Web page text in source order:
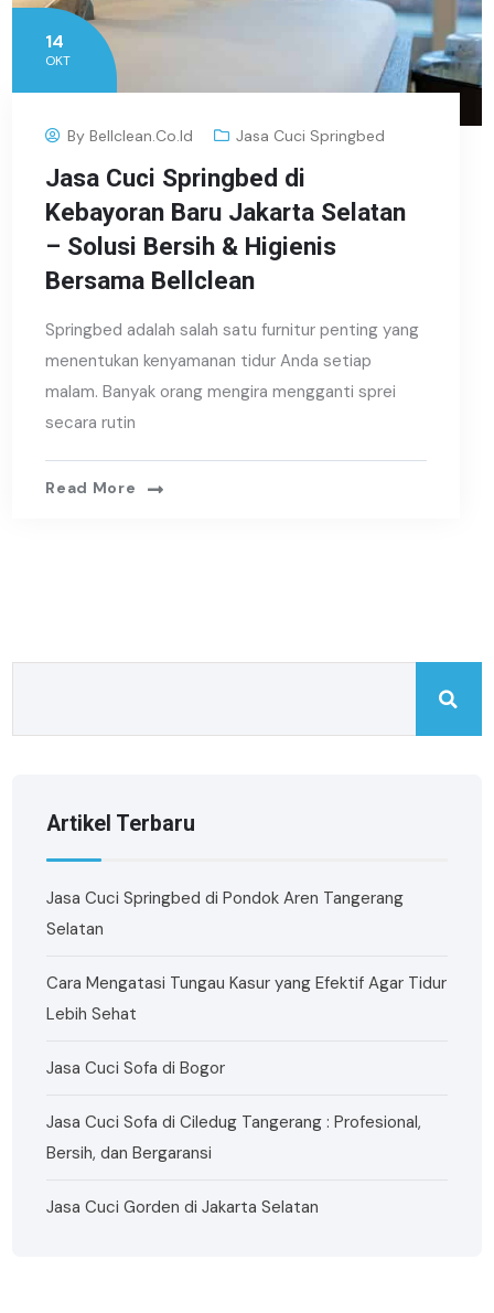
14
OKT
ByBellclean.co.id Jasa Cuci Springbed
Jasa Cuci Springbed di
Kebayoran Baru Jakarta Selatan
– Solusi Bersih & Higienis
Bersama Bellclean
Springbed adalah salah satu furnitur penting yang
menentukan kenyamanan tidur Anda setiap
malam. Banyak orang mengira mengganti sprei
secara rutin
Read More
Artikel Terbaru
Jasa Cuci Springbed di Pondok Aren Tangerang
Selatan
Cara Mengatasi Tungau Kasur yang Efektif Agar Tidur
Lebih Sehat
Jasa Cuci Sofa di Bogor
Jasa Cuci Sofa di Ciledug Tangerang : Profesional,
Bersih, dan Bergaransi
Jasa Cuci Gorden di Jakarta Selatan